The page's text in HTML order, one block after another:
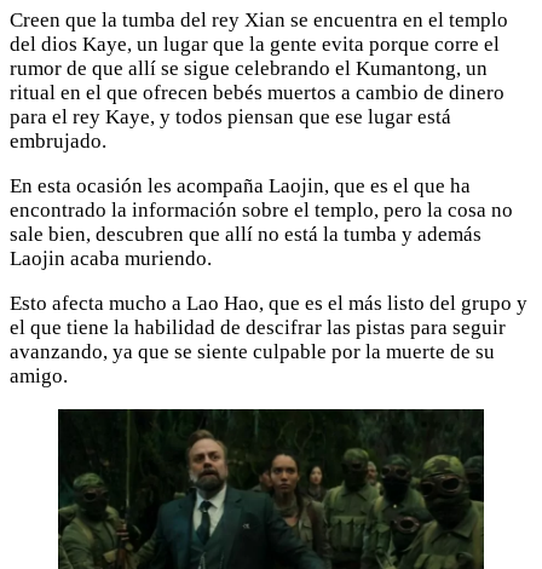
Creen que la tumba del rey Xian se encuentra en el templo
del dios Kaye, un lugar que la gente evita porque corre el
rumor de que allí se sigue celebrando el Kumantong, un
ritual en el que ofrecen bebés muertos a cambio de dinero
para el rey Kaye, y todos piensan que ese lugar está
embrujado.
En esta ocasión les acompaña Laojin, que es el que ha
encontrado la información sobre el templo, pero la cosa no
sale bien, descubren que allí no está la tumba y además
Laojin acaba muriendo.
Esto afecta mucho a Lao Hao, que es el más listo del grupo y
el que tiene la habilidad de descifrar las pistas para seguir
avanzando, ya que se siente culpable por la muerte de su
amigo.